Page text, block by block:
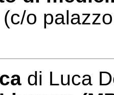
o
di Luca